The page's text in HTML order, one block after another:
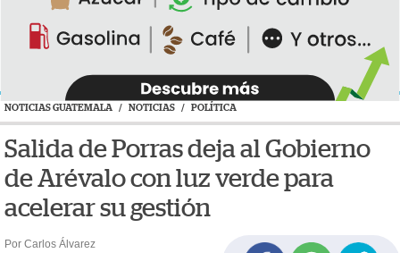
NOTICIAS GUATEMALA / NOTICIAS / POLÍTICA
Salida de Porras deja al Gobierno
de Arévalo con luz verde para
acelerar su gestión
Por Carlos Álvarez